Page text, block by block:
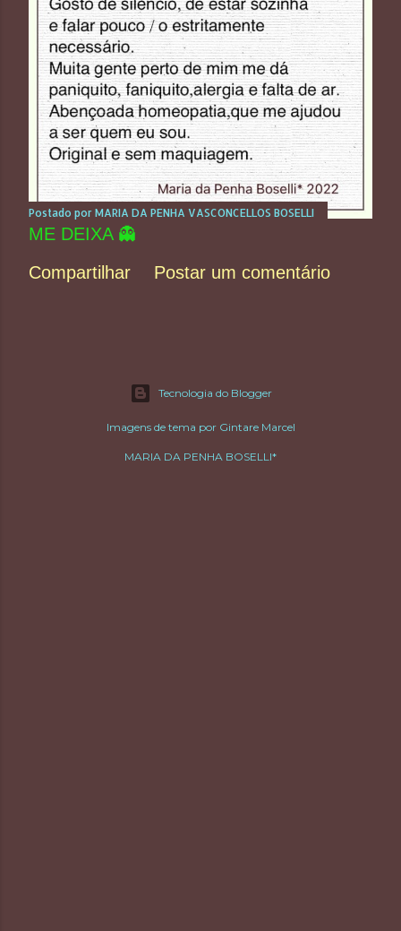
Postado por MARIA DA PENHA VASCONCELLOS BOSELLI
ME DEIXA 👻
Compartilhar
Postar um comentário
Tecnologia do Blogger
Imagens de tema por Gintare Marcel
MARIA DA PENHA BOSELLI*